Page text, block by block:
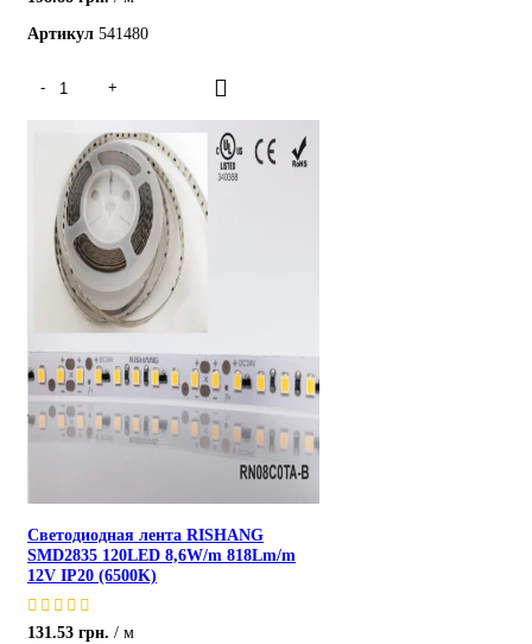
Артикул 541480
Светодиодная лента RISHANG
SMD2835 120LED 8,6W/m 818Lm/m
12V IP20 (6500K)
131.53 грн.
м